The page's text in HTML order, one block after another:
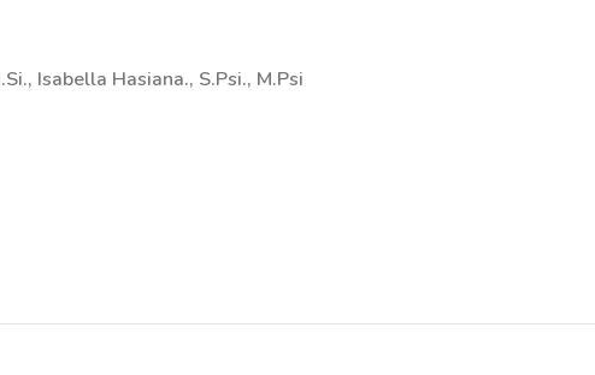
Isabella Hasiana., S.Psi., M.Psi